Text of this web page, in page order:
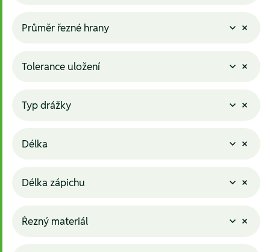
Průměr řezné hrany
Tolerance uložení
Typ drážky
Délka
Délka zápichu
Řezný materiál